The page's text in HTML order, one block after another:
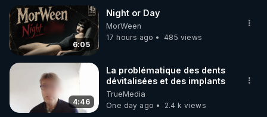
6:05
Night or Day
MorWeen
17 hours ago
485 views
4:46
La problématique des dents
dévitalisées et des implants
TrueMedia
One day ago
2.4 k views